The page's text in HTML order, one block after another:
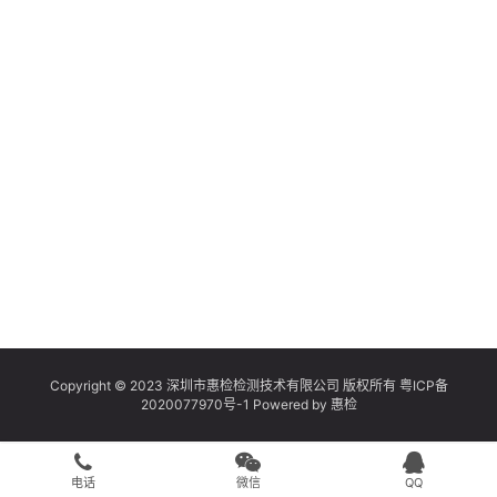
Copyright © 2023 深圳市惠检检测技术有限公司 版权所有 粤ICP备
2020077970号-1 Powered by 惠检
电话 微信 QQ